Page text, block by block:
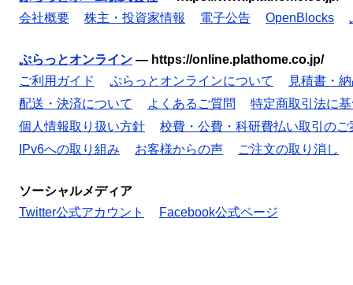
会社概要
株主・投資家情報 電子公告 OpenBlocks
ぷらっとオンライン — https://online.plathome.co.jp/
ご利用ガイド
ぷらっとオンラインについて
見積書・
配送・決済について
よくあるご質問
特定商取引法に
個人情報取り扱い方針
校費・公費・科研費払い取引のご
IPv6への取り組み
お客様からの声 ご注文の取り消し
ソーシャルメディア
Twitter公式アカウント
Facebook公式ページ